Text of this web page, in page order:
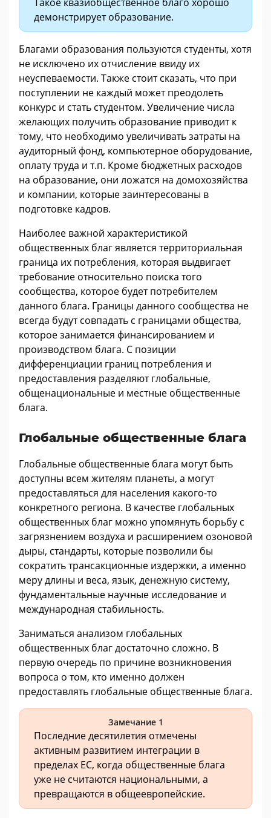
демонстрирует образование.
Благами образования пользуются студенты, хотя
не исключено их отчисление ввиду их
неуспеваемости. Также стоит сказать, что при
поступлении не каждый может преодолеть
конкурс и стать студентом. Увеличение числа
желающих получить образование приводит к
тому, что необходимо увеличивать затраты на
аудиторный фонд, компьютерное оборудование,
оплату труда и т.п. Кроме бюджетных расходов
на образование, они ложатся на домохозяйства
и компании, которые заинтересованы в
подготовке кадров.
Наиболее важной характеристикой
общественных благ является территориальная
граница их потребления, которая выдвигает
требование относительно поиска того
сообщества, которое будет потребителем
данного блага. Границы данного сообщества не
всегда будут совпадать с границами общества,
которое занимается финансированием и
производством блага. С позиции
дифференциации границ потребления и
предоставления разделяют глобальные,
общенациональные и местные общественные
блага.
Глобальные общественные блага
Глобальные общественные блага могут быть
доступны всем жителям планеты, а могут
предоставляться для населения какого-то
конкретного региона. В качестве глобальных
общественных благ можно упомянуть борьбу с
загрязнением воздуха и расширением озоновой
дыры, стандарты, которые позволили бы
сократить трансакционные издержки, а именно
меру длины и веса, язык, денежную систему,
фундаментальные научные исследование и
международная стабильность.
Заниматься анализом глобальных
общественных благ достаточно сложно. В
первую очередь по причине возникновения
вопроса о том, кто именно должен
предоставлять глобальные общественные блага.
Замечание 1
Последние десятилетия отмечены
активным развитием интеграции в
пределах ЕС, когда общественные блага
уже не считаются национальными, а
превращаются в общеевропейские.